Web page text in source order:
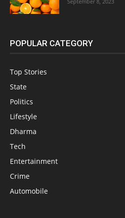
POPULAR CATEGORY
Top Stories
State
Politics
Lifestyle
Dharma
Tech
Entertainment
Crime
Automobile